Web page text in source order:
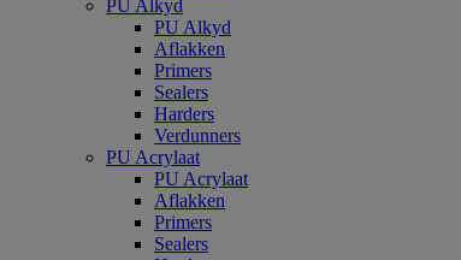
PU Alkyd
PU Alkyd
Aflakken
Primers
Sealers
Harders
Verdunners
PU Acrylaat
PU Acrylaat
Aflakken
Primers
Sealers